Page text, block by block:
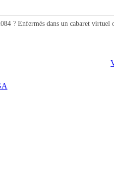
? Enfermés dans un cabaret virtuel